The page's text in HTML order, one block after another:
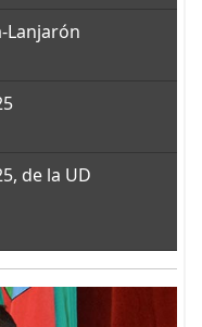
Lanjarón
de la UD